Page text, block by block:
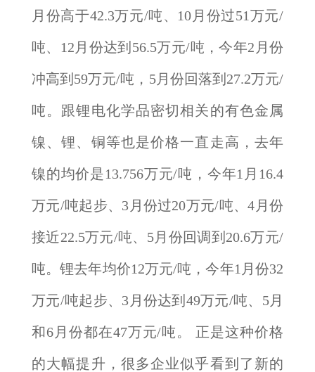
月份高于42.3万元/吨、10月份过51万元/
吨、12月份达到56.5万元/吨，今年2月份
冲高到59万元/吨，5月份回落到27.2万元/
吨。跟锂电化学品密切相关的有色金属
镍、锂、铜等也是价格一直走高，去年
镍的均价是13.756万元/吨，今年1月16.4
万元/吨起步、3月份过20万元/吨、4月份
接近22.5万元/吨、5月份回调到20.6万元/
吨。锂去年均价12万元/吨，今年1月份32
万元/吨起步、3月份达到49万元/吨、5月
和6月份都在47万元/吨。 正是这种价格
的大幅提升，很多企业似乎看到了新的